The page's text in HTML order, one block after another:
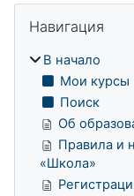
Блоки
Навигация
В начало
Мои курсы
Поиск
Об
Правила и
«Школа»